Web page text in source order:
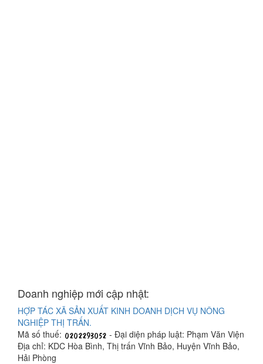
Doanh nghiệp mới cập nhật:
HỢP TÁC XÃ SẢN XUẤT KINH DOANH DỊCH VỤ NÔNG
NGHIỆP THỊ TRẤN.
Mã số thuế:
- Đại diện pháp luật: Phạm Văn Viện
Địa chỉ: KDC Hòa Bình, Thị trấn Vĩnh Bảo, Huyện Vĩnh Bảo,
Hải Phòng